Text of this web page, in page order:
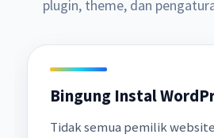
plugin, theme, dan
Bingung Instal
Tidak semua pemilik